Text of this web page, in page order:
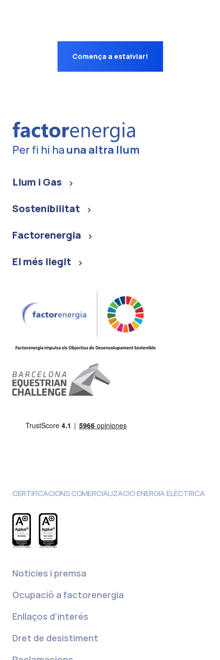
Comença a estalviar!
Per fi hi ha una altra llum
Llum i Gas
Sostenibilitat
Factorenergia
El més llegit
CERTIFICACIONS COMERCIALIZACIÓ ENERGIA ELÈCTRICA
Notícies i premsa
Ocupació a factorenergia
Enllaços d’interés
Dret de desistiment